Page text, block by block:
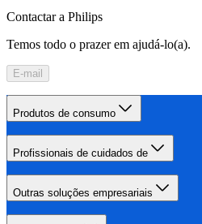
Contactar a Philips
Temos todo o prazer em ajudá-lo(a).
E-mail
Produtos de consumo
Profissionais de cuidados de
Outras soluções empresariais